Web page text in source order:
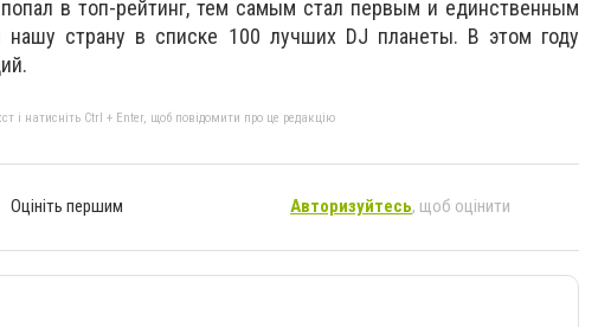
в топ-рейтинг, тем самым стал первым и единственным
нашу страну в списке 100 лучших DJ планеты. В этом году
і натисніть Ctrl + Enter, щоб повідомити про це редакцію
Оцініть першим Авторизуйтесь, щоб оцінити